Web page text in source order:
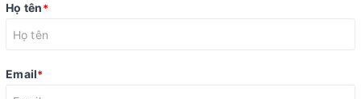
Họ tên*
Email*